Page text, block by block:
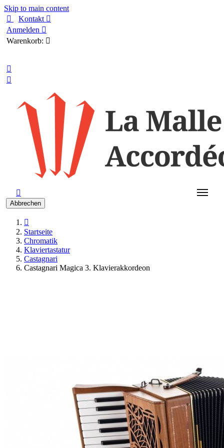
Skip to main content

Kontakt 
Anmelden 
Warenkorb: 



Abbrechen

Startseite
Chromatik
Klaviertastatur
Castagnari
Castagnari Magica 3. Klavierakkordeon